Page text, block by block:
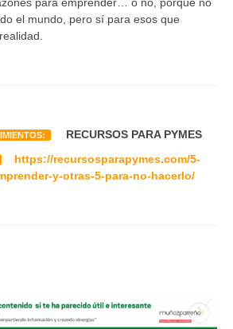
el mundo, pero sí para esos que
RECURSOS PARA PYMES
https://recursosparapymes.com/5-
y-otras-5-para-no-hacerlo/